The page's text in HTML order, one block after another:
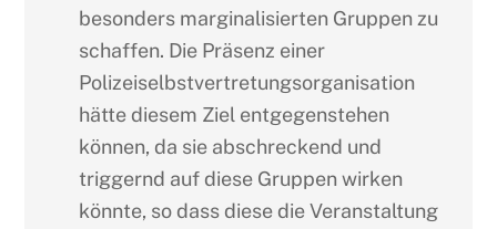
besonders marginalisierten Gruppen zu
schaffen. Die Präsenz einer
Polizeiselbstvertretungsorganisation
hätte diesem Ziel entgegenstehen
können, da sie abschreckend und
triggernd auf diese Gruppen wirken
könnte, so dass diese die Veranstaltung